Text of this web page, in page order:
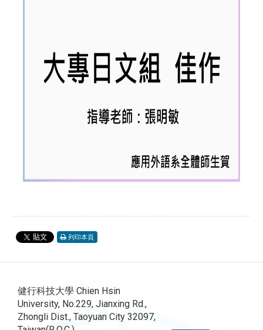
列印本頁
健行科技大學 Chien Hsin
University, No.229, Jianxing Rd.,
Zhongli Dist., Taoyuan City 32097,